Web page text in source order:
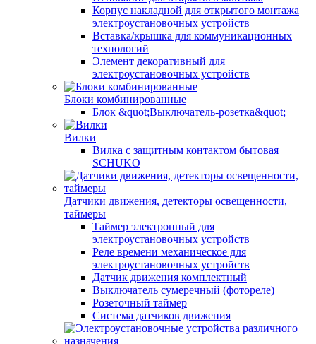
Корпус накладной для открытого монтажа
электроустановочных устройств
Вставка/крышка для коммуникационных
технологий
Элемент декоративный для
электроустановочных устройств
Блоки комбинированные
Блок &quot;Выключатель-розетка&quot;
Вилки
Вилка с защитным контактом бытовая
SCHUKO
Датчики движения, детекторы освещенности,
таймеры
Таймер электронный для
электроустановочных устройств
Реле времени механическое для
электроустановочных устройств
Датчик движения комплектный
Выключатель сумеречный (фотореле)
Розеточный таймер
Система датчиков движения